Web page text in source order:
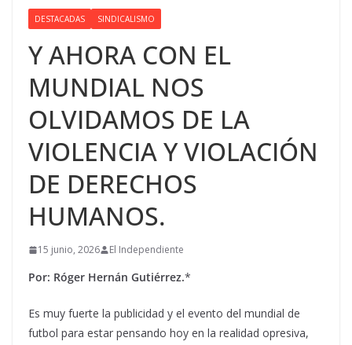
DESTACADAS SINDICALISMO
Y AHORA CON EL
MUNDIAL NOS
OLVIDAMOS DE LA
VIOLENCIA Y VIOLACIÓN
DE DERECHOS
HUMANOS.
15 junio, 2026 El Independiente
Por: Róger Hernán Gutiérrez.*
Es muy fuerte la publicidad y el evento del mundial de
futbol para estar pensando hoy en la realidad opresiva,